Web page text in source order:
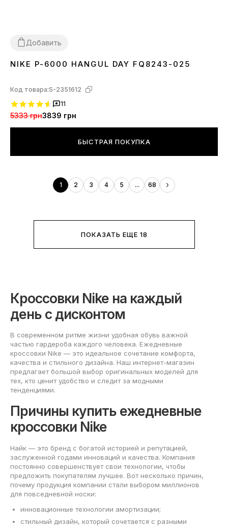
Добавить
3637 38 3940 41 42434445
NIKE P-6000 HANGUL DAY FQ8243-025
Код товара:S-2351612
11
5333 грн3839 грн
БЫСТРАЯ ПОКУПКА
1 2 3 4 5 ... 68
ПОКАЗАТЬ ЕЩЕ 18
Кроссовки Nike на каждый
день с дисконтом
В современном ритме жизни удобная обувь важной
частью гардероба каждого человека. Ежедневные
кроссовки Nike — это идеальное сочетание комфорта,
качества и стильного дизайна. Наш интернет-магазин
предлагает большой выбор оригинальных моделей для
тех, кто ценит удобство и следит за модными
тенденциями.
Причины купить ежедневные
кроссовки Nike
Найк — это бренд с богатой историей и репутацией,
заслуженной годами инноваций и качества. Компания
постоянно совершенствует свои технологии, чтобы
предложить покупателям лучшее. Вот несколько причин,
почему продукция компании стали выбором миллионов
для повседневной носки:
инновационные технологии амортизации;
стильный дизайн, который сочетается с разными